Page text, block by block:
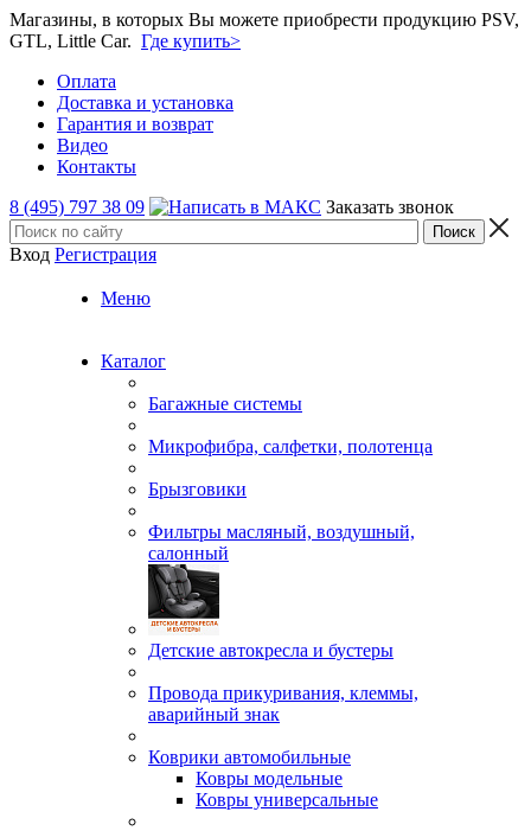
Магазины, в которых Вы можете приобрести продукцию PSV,
GTL, Little Car. Где купить>
Оплата
Доставка и установка
Гарантия и возврат
Видео
Контакты
8 (495) 797 38 09
Заказать звонок
Вход Регистрация
Меню
Каталог
Багажные системы
Микрофибра, салфетки, полотенца
Брызговики
Фильтры масляный, воздушный,
салонный
Детские автокресла и бустеры
Провода прикуривания, клеммы,
аварийный знак
Коврики автомобильные
Ковры модельные
Ковры универсальные